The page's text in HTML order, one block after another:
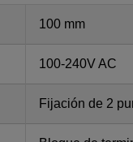
100 mm
100-240V AC
Fijación de 2